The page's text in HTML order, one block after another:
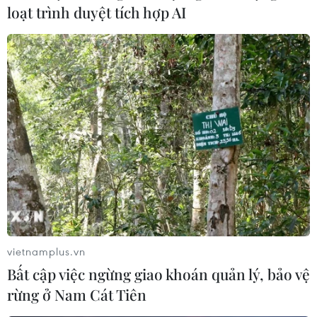
Khu tập thể 4B Lý Nam Đế (phường Hàng Mã, Hoàn Kiếm) chỉ
người dân trong khu mới có chìa khóa ra, vào để phòng, chống
dịch COVID-19. (Ảnh: Hoàng Hiếu/TTXVN)
loạt trình duyệt tích hợp AI
vietnamplus.vn
Bất cập việc ngừng giao khoán quản lý, bảo vệ
rừng ở Nam Cát Tiên